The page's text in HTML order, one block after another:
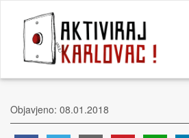
Objavjeno: 08.01.2018